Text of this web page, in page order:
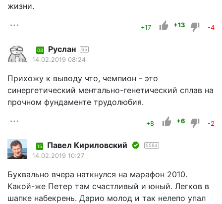
жизни.
+17 +13 -4
08 Руслан 65
14.02.2019 08:24
Прихожу к выводу что, чемпион - это
синергетический ментально-генетический сплав на
прочном фундаменте трудолюбия.
+8 +6 -2
15 Павел Кириловский 5584
14.02.2019 10:27
Буквально вчера наткнулся на марафон 2010.
Какой-же Петер там счастливый и юный. Легков в
шапке набекрень. Дарио молод и так нелепо упал